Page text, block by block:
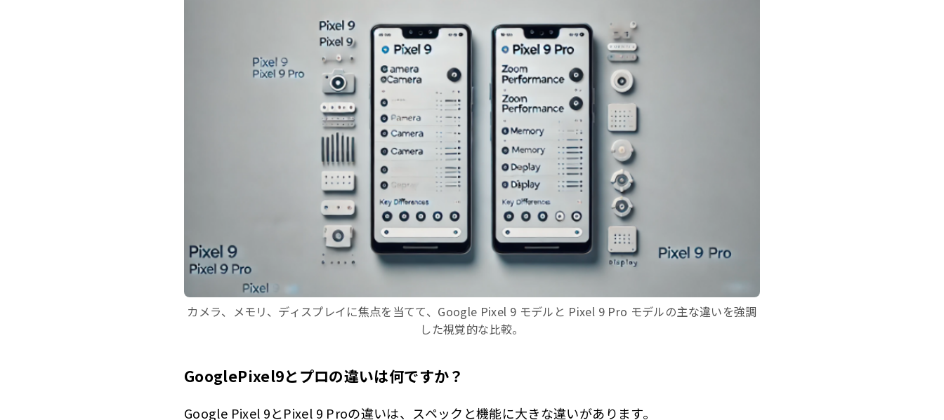
カメラ、メモリ、ディスプレイに焦点を当てて、Google Pixel 9 モデルと Pixel 9 Pro モデルの主な違いを強調
した視覚的な比較。
GooglePixel9とプロの違いは何ですか？
Google Pixel 9とPixel 9 Proの違いは、スペックと機能に大きな違いがあります。